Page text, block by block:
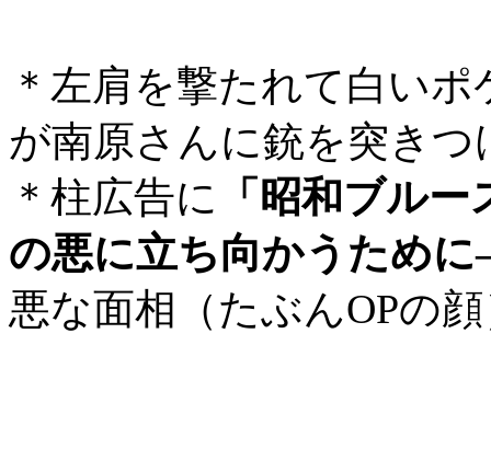
＊左肩を撃たれて白い
が南原さんに銃を突き
＊柱広告に 「昭和ブル
の悪に立ち向かうため
悪な面相（たぶんOPの